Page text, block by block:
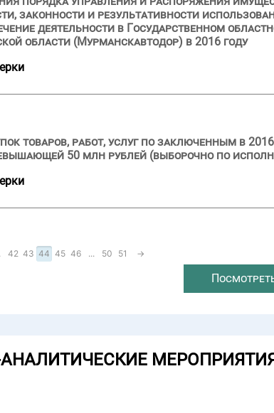
законности и результативности
деятельности в Государственном
области (Мурманскавтодор) в 2016 году
товаров, работ, услуг по заключенным в
50 млн рублей (выборочно по
42 43 44 45 46 ... 50 51 →
МЕРОПРИЯТИЯ